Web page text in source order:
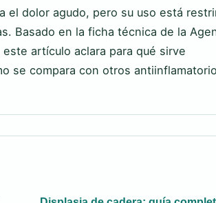
el dolor agudo, pero su uso está
Basado en la ficha técnica de la
artículo aclara para qué sirve
se compara con otros